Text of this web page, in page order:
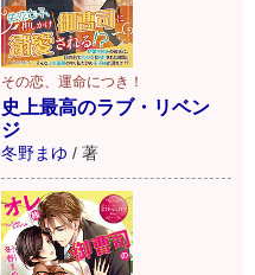
その恋、運命につき！
史上最高のラブ・リベン
ジ
冬野まゆ / 著